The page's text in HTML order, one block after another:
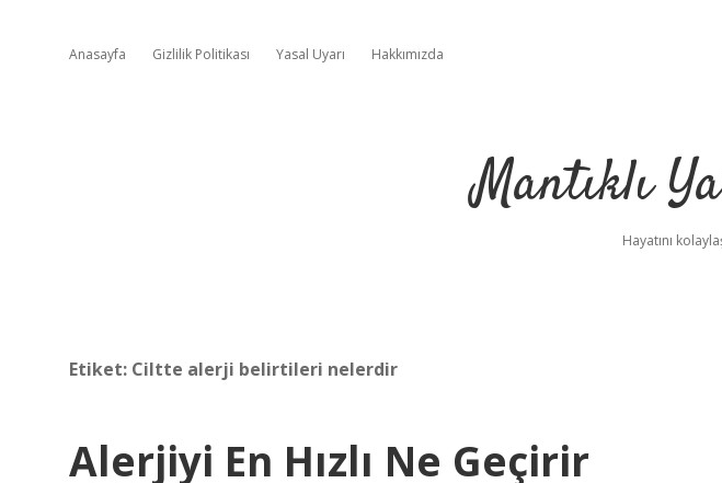
Anasayfa Gizlilik Politikası Yasal Uyarı Hakkımızda
Mantıklı
Hayatını
Etiket: Ciltte alerji belirtileri nelerdir
Alerjiyi En Hızlı Ne Geçirir